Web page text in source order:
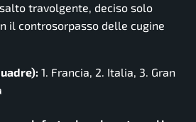
travolgente, deciso solo
il controsorpasso delle cugine
1. Francia, 2. Italia, 3. Gran